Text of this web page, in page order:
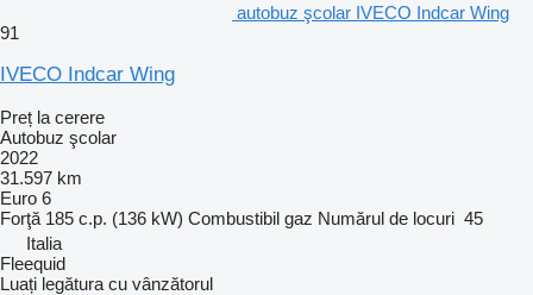
autobuz şcolar IVECO Indcar Wing
91
IVECO Indcar Wing
Preț la cerere
Autobuz şcolar
2022
31.597 km
Euro 6
Forţă 185 c.p. (136 kW) Combustibil gaz Numărul de locuri 45
Italia
Fleequid
Luați legătura cu vânzătorul